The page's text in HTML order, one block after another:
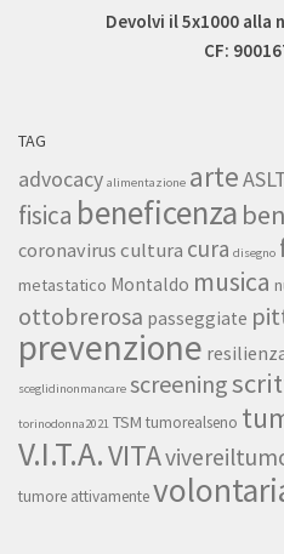
Devolvi il 5x1000 alla
CF:
TAG
advocacy alimentazione arte
fisica beneficenza
coronavirus cultura cura disegno
metastatico Montaldo musica
ottobrerosa passeggiate
prevenzione
sceglidinonmancare screening
torinodonna2021 TSM tumorealseno
V.I.T.A.VITA
tumore attivamente